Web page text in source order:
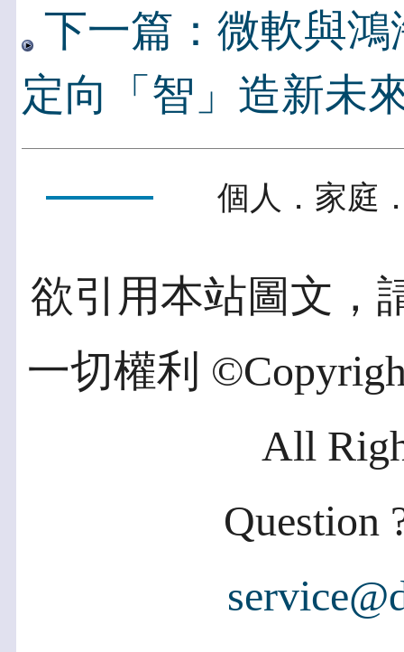
下一篇：微軟與
定向「智」造新未
個人．家庭
欲引用本站圖文，
一切權利
All
Question